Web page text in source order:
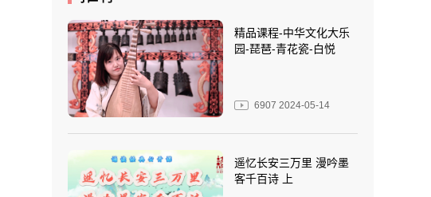
精品课程-中华文化大乐
园-琵琶-青花瓷-白悦
6907 2024-05-14
遥忆长安三万里 漫吟墨
客千百诗 上